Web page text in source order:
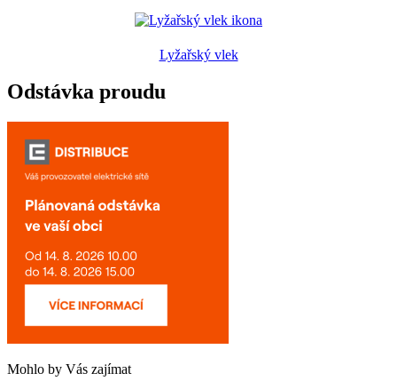
Lyžařský vlek
Odstávka proudu
Mohlo by Vás zajímat